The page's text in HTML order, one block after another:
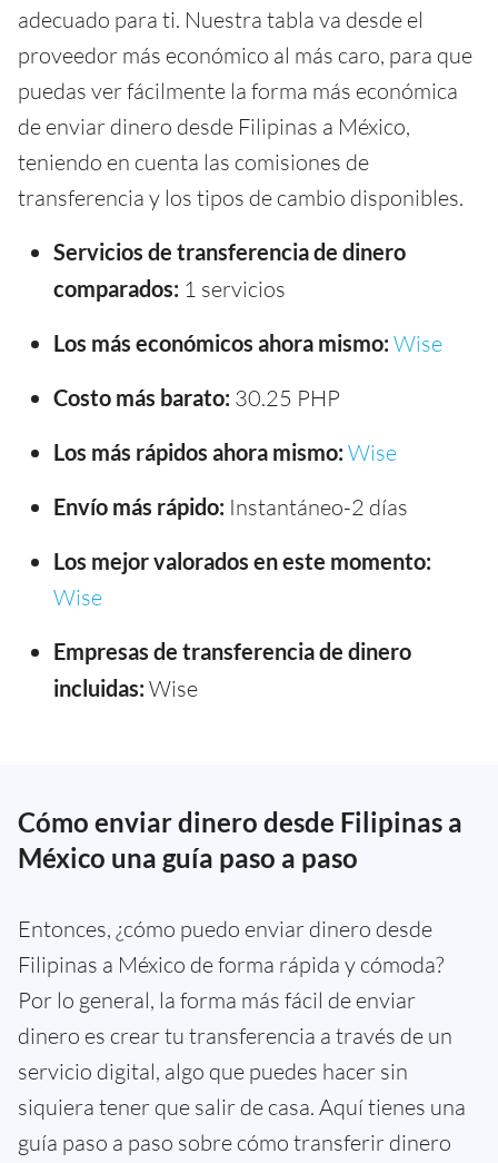
adecuado para ti. Nuestra tabla va desde el
proveedor más económico al más caro, para que
puedas ver fácilmente la forma más económica
de enviar dinero desde Filipinas a México,
teniendo en cuenta las comisiones de
transferencia y los tipos de cambio disponibles.
Servicios de transferencia de dinero
comparados: 1 servicios
Los más económicos ahora mismo: Wise
Costo más barato: 30.25 PHP
Los más rápidos ahora mismo: Wise
Envío más rápido: Instantáneo-2 días
Los mejor valorados en este momento:
Wise
Empresas de transferencia de dinero
incluidas: Wise
Cómo enviar dinero desde Filipinas a
México una guía paso a paso
Entonces, ¿cómo puedo enviar dinero desde
Filipinas a México de forma rápida y cómoda?
Por lo general, la forma más fácil de enviar
dinero es crear tu transferencia a través de un
servicio digital, algo que puedes hacer sin
siquiera tener que salir de casa. Aquí tienes una
guía paso a paso sobre cómo transferir dinero